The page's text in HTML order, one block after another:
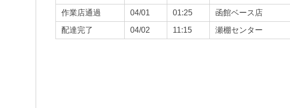
作業店通過 04/01 01:25 函館ベース店
配達完了 04/02 11:15 瀬棚センター